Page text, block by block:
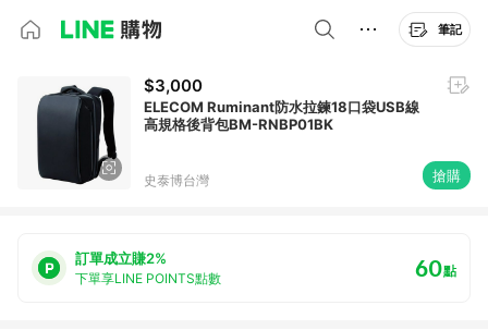
筆記
$3,000
ELECOM Ruminant防水拉鍊18口袋USB線
高規格後背包BM-RNBP01BK
史泰博台灣 搶購
訂單成立賺2%
下單享LINE POINTS點數 60點